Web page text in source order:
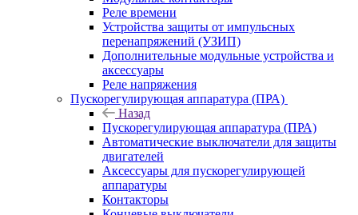
Реле времени
Устройства защиты от импульсных
перенапряжений (УЗИП)
Дополнительные модульные устройства и
аксессуары
Реле напряжения
Пускорегулирующая аппаратура (ПРА)
Назад
Пускорегулирующая аппаратура (ПРА)
Автоматические выключатели для защиты
двигателей
Аксессуары для пускорегулирующей
аппаратуры
Контакторы